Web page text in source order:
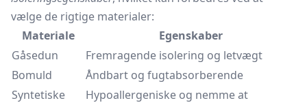
vælge de rigtige materialer:
Materiale
Egenskaber
Gåsedun
Fremragende isolering og letvægt
Bomuld
Åndbart og fugtabsorberende
Syntetiske
Hypoallergeniske og nemme at